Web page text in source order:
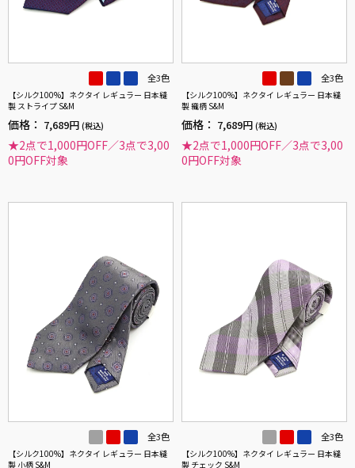
全3色
【シルク100%】ネクタイ レギュラー 日本縫
製 ストライプ S&M
価格： 7,689円 (税込)
★2点で1,000円OFF／3点で3,00
0円OFF対象
全3色
【シルク100%】ネクタイ レギュラー 日本縫
製 織柄 S&M
価格： 7,689円 (税込)
★2点で1,000円OFF／3点で3,00
0円OFF対象
全3色
【シルク100%】ネクタイ レギュラー 日本縫
製 小柄 S&M
全3色
【シルク100%】ネクタイ レギュラー 日本縫
製 チェック S&M